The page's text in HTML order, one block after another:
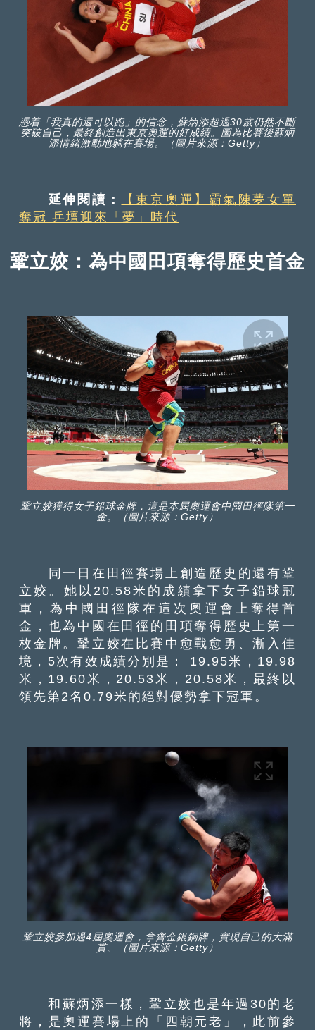
憑着「我真的還可以跑」的信念，蘇炳添超過30歲仍然不斷
突破自己，最終創造出東京奧運的好成績。圖為比賽後蘇炳
添情緒激動地躺在賽場。（圖片來源：Getty）
延伸閱讀：
【東京奧運】霸氣陳夢女單
奪冠 乒壇迎來「夢」時代
鞏立姣：為中國田項奪得歷史首金
鞏立姣獲得女子鉛球金牌，這是本屆奧運會中國田徑隊第一
金。（圖片來源：Getty）
同一日在田徑賽場上創造歷史的還有鞏
立姣。她以20.58米的成績拿下女子鉛球冠
軍，為中國田徑隊在這次奧運會上奪得首
金，也為中國在田徑的田項奪得歷史上第一
枚金牌。鞏立姣在比賽中愈戰愈勇、漸入佳
境，5次有效成績分別是： 19.95米，19.98
米，19.60米，20.53米，20.58米，最終以
領先第2名0.79米的絕對優勢拿下冠軍。
鞏立姣參加過4屆奧運會，拿齊金銀銅牌，實現自己的大滿
貫。（圖片來源：Getty）
和蘇炳添一樣，鞏立姣也是年過30的老
將，是奧運賽場上的「四朝元老」，此前參